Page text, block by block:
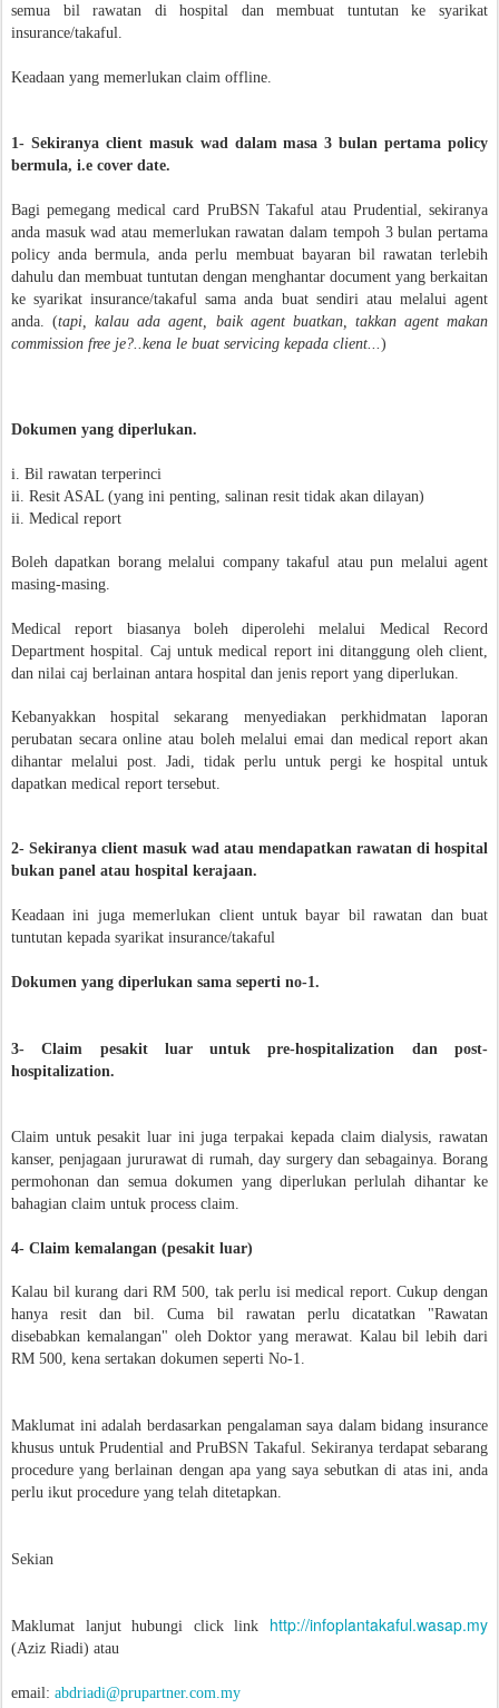
semua bil rawatan di hospital dan membuat tuntutan ke syarikat
insurance/takaful.
Keadaan yang memerlukan claim offline.
1- Sekiranya client masuk wad dalam masa 3 bulan pertama policy
bermula, i.e cover date.
Bagi pemegang medical card PruBSN Takaful atau Prudential, sekiranya
anda masuk wad atau memerlukan rawatan dalam tempoh 3 bulan pertama
policy anda bermula, anda perlu membuat bayaran bil rawatan terlebih
dahulu dan membuat tuntutan dengan menghantar document yang berkaitan
ke syarikat insurance/takaful sama anda buat sendiri atau melalui agent
anda. (tapi, kalau ada agent, baik agent buatkan, takkan agent makan
commission free je?..kena le buat servicing kepada client... )
Dokumen yang diperlukan.
i. Bil rawatan terperinci
ii. Resit ASAL (yang ini penting, salinan resit tidak akan dilayan)
ii. Medical report
Boleh dapatkan borang melalui company takaful atau pun melalui agent
masing-masing.
Medical report biasanya boleh diperolehi melalui Medical Record
Department hospital. Caj untuk medical report ini ditanggung oleh client,
dan nilai caj berlainan antara hospital dan jenis report yang diperlukan.
Kebanyakkan hospital sekarang menyediakan perkhidmatan laporan
perubatan secara online atau boleh melalui emai dan medical report akan
dihantar melalui post. Jadi, tidak perlu untuk pergi ke hospital untuk
dapatkan medical report tersebut.
2- Sekiranya client masuk wad atau mendapatkan rawatan di hospital
bukan panel atau hospital kerajaan.
Keadaan ini juga memerlukan client untuk bayar bil rawatan dan buat
tuntutan kepada syarikat insurance/takaful
Dokumen yang diperlukan sama seperti no-1.
3- Claim pesakit luar untuk pre-hospitalization dan post-
hospitalization.
Claim untuk pesakit luar ini juga terpakai kepada claim dialysis, rawatan
kanser, penjagaan jururawat di rumah, day surgery dan sebagainya. Borang
permohonan dan semua dokumen yang diperlukan perlulah dihantar ke
bahagian claim untuk process claim.
4- Claim kemalangan (pesakit luar)
Kalau bil kurang dari RM 500, tak perlu isi medical report. Cukup dengan
hanya resit dan bil. Cuma bil rawatan perlu dicatatkan "Rawatan
disebabkan kemalangan" oleh Doktor yang merawat. Kalau bil lebih dari
RM 500, kena sertakan dokumen seperti No-1.
Maklumat ini adalah berdasarkan pengalaman saya dalam bidang insurance
khusus untuk Prudential and PruBSN Takaful. Sekiranya terdapat sebarang
procedure yang berlainan dengan apa yang saya sebutkan di atas ini, anda
perlu ikut procedure yang telah ditetapkan.
Sekian
Maklumat lanjut hubungi click link http://infoplantakaful.wasap.my
(Aziz Riadi) atau
email: abdriadi@prupartner.com.my